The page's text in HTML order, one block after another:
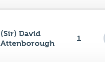
(Sir) David
Attenborough
1